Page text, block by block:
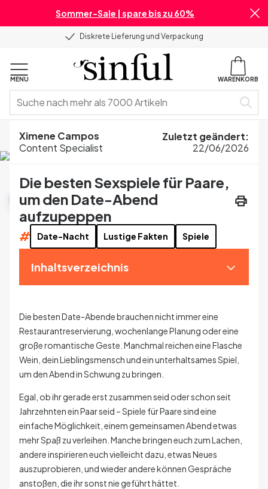
Sommer-Sale | spare bis zu 60%
Diskrete Lieferung und Verpackung
MENU WARENKORB
Home
Produkt-Guides
Die besten Sexspiele für Paare, um den Date-Abend aufzupeppen
Produkt-Guides
Ximene Campos
Content Specialist
Zuletzt geändert:
22/06/2026
Die besten Sexspiele für Paare,
um den Date-Abend
aufzupeppen
# Date-Nacht Lustige Fakten Spiele
Inhaltsverzeichnis
Die besten Date-Abende brauchen nicht immer eine
Restaurantreservierung, wochenlange Planung oder eine
große romantische Geste. Manchmal reichen eine Flasche
Wein, dein Lieblingsmensch und ein unterhaltsames Spiel,
um den Abend in Schwung zu bringen.
Egal, ob ihr gerade erst zusammen seid oder schon seit
Jahrzehnten ein Paar seid – Spiele für Paare sind eine
einfache Möglichkeit, einem gemeinsamen Abend etwas
mehr Spaß zu verleihen. Manche bringen euch zum Lachen,
andere inspirieren euch vielleicht dazu, etwas Neues
auszuprobieren, und wieder andere können Gespräche
anstoßen, die ihr sonst nie geführt hättet.